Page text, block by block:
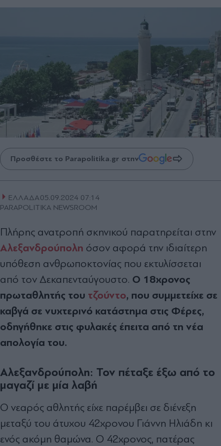
Προσθέστε το Parapolitika.gr στην
ΕΛΛΑΔΑ05.09.2024 07:14
PARAPOLITIKA NEWSROOM
Πλήρης ανατροπή σκηνικού παρατηρείται στην
Αλεξανδρούπολη όσον αφορά την ιδιαίτερη
υπόθεση ανθρωποκτονίας που εκτυλίσσεται
από τον Δεκαπενταύγουστο. Ο 18χρονος
πρωταθλητής του τζούντο, που συμμετείχε σε
καβγά σε νυχτερινό κατάστημα στις Φέρες,
οδηγήθηκε στις φυλακές έπειτα από τη νέα
απολογία του.
Αλεξανδρούπολη: Τον πέταξε έξω από το
μαγαζί με μία λαβή
Ο νεαρός αθλητής είχε παρέμβει σε διένεξη
μεταξύ του άτυχου 42χρονου Γιάννη Ηλιάδη κι
ενός ακόμη θαμώνα. Ο 42χρονος, πατέρας